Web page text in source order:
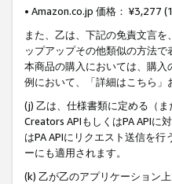
• Amazon.co.jp 価格： ¥3,277
また、乙は、下記の免責文言
ップアップその他類似の方法
本商品の購入においては、購
例において、「詳細はこちら
(j) 乙は、仕様書類に定める（
Creators APIもしくはPA APIに
はPA APIにリクエスト送信を
ーにも適用されます。
(k) 乙が乙のアプリケーション